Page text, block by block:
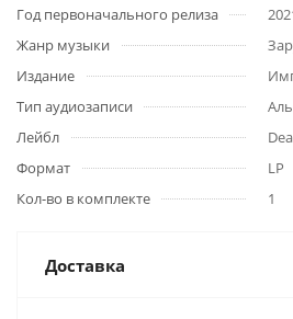
Год первоначального релиза
Жанр музыки
Издание
Тип аудиозаписи
Лейбл
Формат
LP
Кол-во в комплекте
1
Доставка